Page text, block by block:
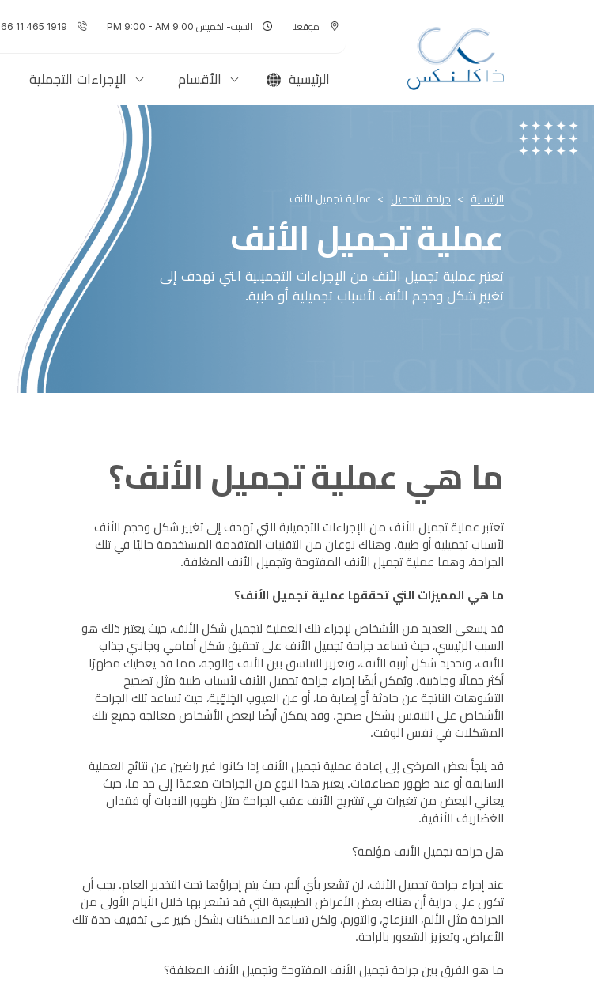
موقعنا السبت-الخميس 9:00 PM 9:00 - AM 11 465 1919
الرئيسية الأقسام الإجراءات التجملية
الرئيسية جراحة التجميل عملية تجميل الأنف
عملية تجميل الأنف
تعتبر عملية تجميل الأنف من الإجراءات التجميلية التي تهدف إلى
تغيير شكل وحجم الأنف لأسباب تجميلية أو طبية.
ما هي عملية تجميل الأنف؟
تعتبر عملية تجميل الأنف من الإجراءات التجميلية التي تهدف إلى تغيير شكل وحجم الأنف
لأسباب تجميلية أو طبية. وهناك نوعان من التقنيات المتقدمة المستخدمة حاليًا في تلك
الجراحة، وهما عملية تجميل الأنف المفتوحة وتجميل الأنف المغلفة.
ما هي المميزات التي تحققها عملية تجميل الأنف؟
قد يسعى العديد من الأشخاص لإجراء تلك العملية لتجميل شكل الأنف، حيث يعتبر ذلك هو
السبب الرئيسي، حيث تساعد جراحة تجميل الأنف على تحقيق شكل أمامي وجانبي جذاب
للأنف، وتحديد شكل أرنبة الأنف، وتعزيز التناسق بين الأنف والوجه، مما قد يعطيك مظهرًا
أكثر جمالًا وجاذبية. ويُمكن أيضًا إجراء جراحة تجميل الأنف لأسباب طبية مثل تصحيح
التشوهات الناتجة عن حادثة أو إصابة ما، أو عن العيوب الخٍلقٍية، حيث تساعد تلك الجراحة
الأشخاص على التنفس بشكل صحيح. وقد يمكن أيضًا لبعض الأشخاص معالجة جميع تلك
المشكلات في نفس الوقت.
قد يلجأ بعض المرضى إلى إعادة عملية تجميل الأنف إذا كانوا غير راضين عن نتائج العملية
السابقة أو عند ظهور مضاعفات. يعتبر هذا النوع من الجراحات معقدًا إلى حد ما، حيث
يعاني البعض من تغيرات في تشريح الأنف عقب الجراحة مثل ظهور الندبات أو فقدان
الغضاريف الأنفية.
هل جراحة تجميل الأنف مؤلمة؟
عند إجراء جراحة تجميل الأنف، لن تشعر بأي ألم، حيث يتم إجراؤها تحت التخدير العام. يجب أن
تكون على دراية أن هناك بعض الأعراض الطبيعية التي قد تشعر بها خلال الأيام الأولى من
الجراحة مثل الألم، الانزعاج، والتورم، ولكن تساعد المسكنات بشكل كبير على تخفيف حدة تلك
الأعراض، وتعزيز الشعور بالراحة.
ما هو الفرق بين جراحة تجميل الأنف المفتوحة وتجميل الأنف المغلفة؟